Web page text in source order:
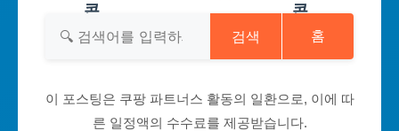
검색 홈
이 포스팅은 쿠팡 파트너스 활동의 일환으로, 이에 따
른 일정액의 수수료를 제공받습니다.